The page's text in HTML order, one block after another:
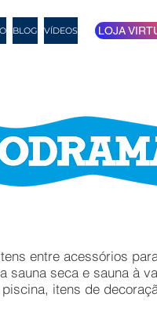
BLOG VÍDEOS LOJA
entre acessórios para
sauna seca e sauna à
itens de